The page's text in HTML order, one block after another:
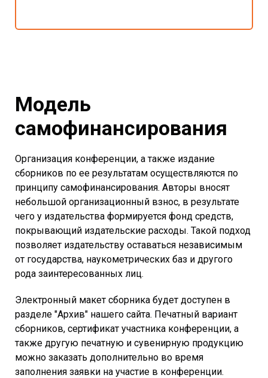
Модель
самофинансирования
Организация конференции, а также издание
сборников по ее результатам осуществляются по
принципу самофинансирования. Авторы вносят
небольшой организационный взнос, в результате
чего у издательства формируется фонд средств,
покрывающий издательские расходы. Такой подход
позволяет издательству оставаться независимым
от государства, наукометрических баз и другого
рода заинтересованных лиц.
Электронный макет сборника будет доступен в
разделе "Архив" нашего сайта. Печатный вариант
сборников, сертификат участника конференции, а
также другую печатную и сувенирную продукцию
можно заказать дополнительно во время
заполнения заявки на участие в конференции.